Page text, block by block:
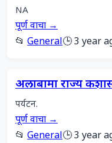
NA
पूर्ण वाचा →
📂 General🕒 3 year
अलाबामा राज्य
पर्यटन.
पूर्ण वाचा →
📂 General🕒 3 year